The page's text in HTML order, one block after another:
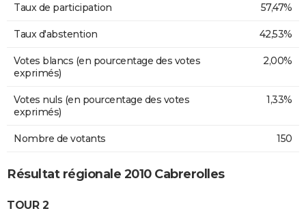
Taux de participation 57,47%
Taux d'abstention 42,53%
Votes blancs (en pourcentage des votes
exprimés)
2,00%
Votes nuls (en pourcentage des votes
exprimés)
1,33%
Nombre de votants 150
Résultat régionale 2010 Cabrerolles
TOUR 2